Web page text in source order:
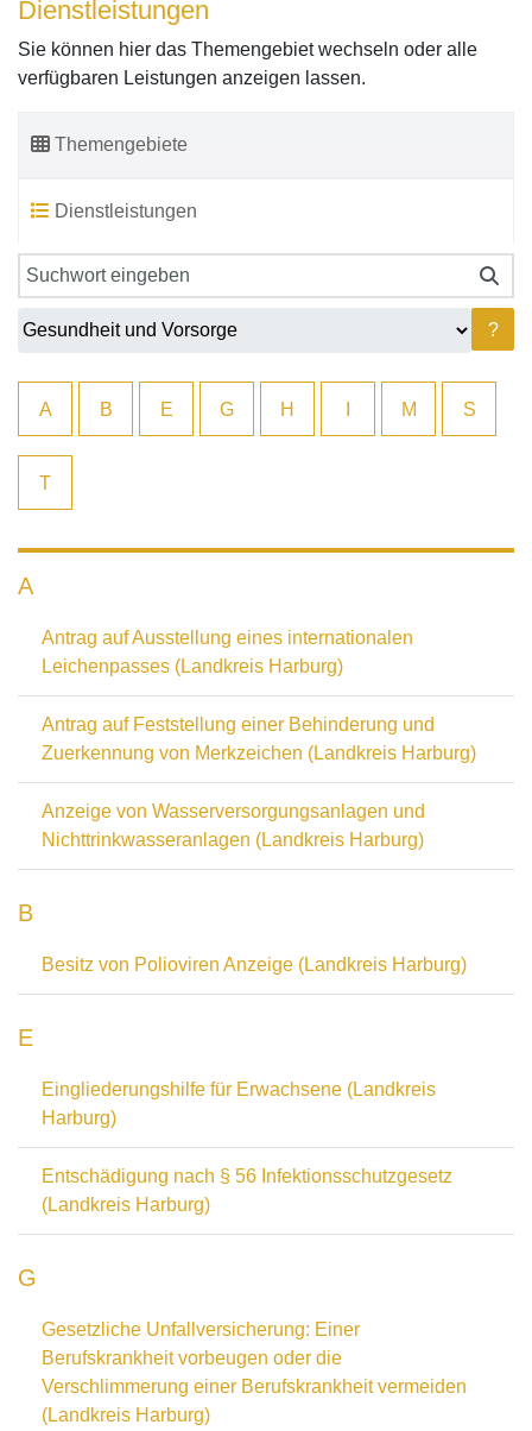
Dienstleistungen
Sie können hier das Themengebiet wechseln oder alle
verfügbaren Leistungen anzeigen lassen.
Themengebiete
Dienstleistungen
?
A B E G H M S
T
A
Antrag auf Ausstellung eines internationalen
Leichenpasses (Landkreis Harburg)
Antrag auf Feststellung einer Behinderung und
Zuerkennung von Merkzeichen (Landkreis Harburg)
Anzeige von Wasserversorgungsanlagen und
Nichttrinkwasseranlagen (Landkreis Harburg)
B
Besitz von Polioviren Anzeige (Landkreis Harburg)
E
Eingliederungshilfe für Erwachsene (Landkreis
Harburg)
Entschädigung nach § 56 Infektionsschutzgesetz
(Landkreis Harburg)
G
Gesetzliche Unfallversicherung: Einer
Berufskrankheit vorbeugen oder die
Verschlimmerung einer Berufskrankheit vermeiden
(Landkreis Harburg)